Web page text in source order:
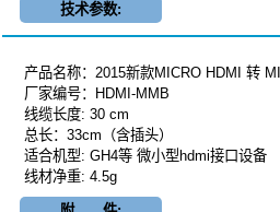
技术参数:
产品名称：2015新款MICRO HDMI 转
厂家编号：HDMI-MMB
线缆长度: 30 cm
总长：33cm（含插头）
适合机型: GH4等 微小型hdmi接口设备
线材净重: 4.5g